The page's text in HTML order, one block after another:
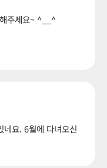
주세요~ ^__^
네요. 6월에 다녀오신